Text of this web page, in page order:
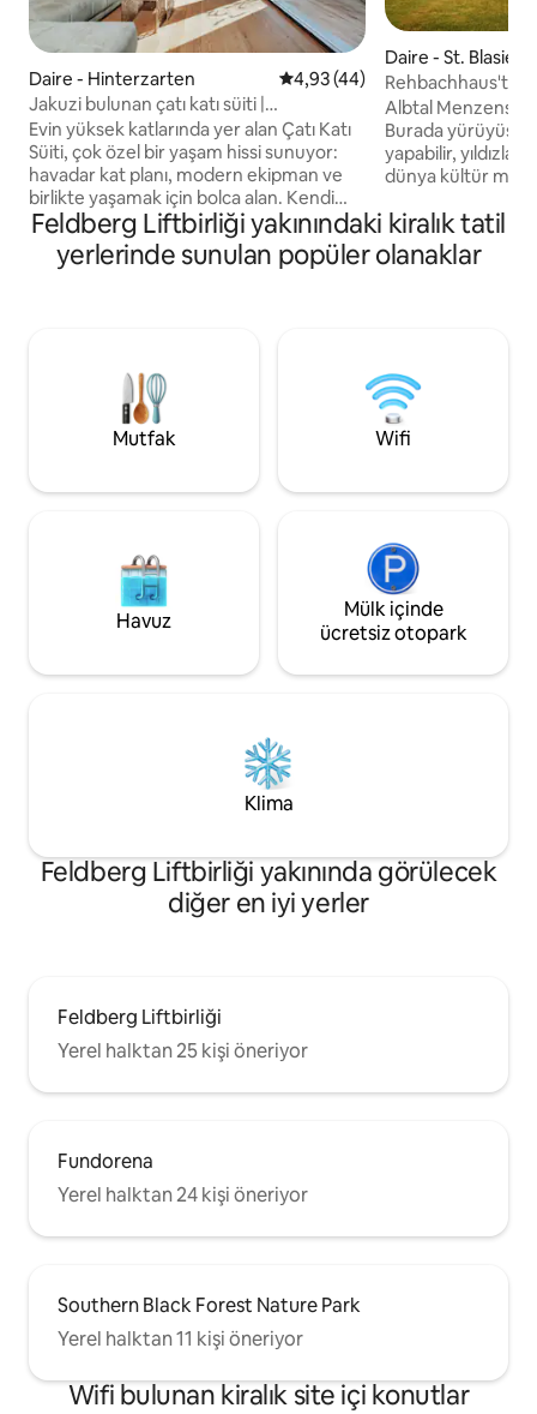
Daire - Hinterzarten 5 üzerinden ortalama 4,93
4,93 (44)
Jakuzi bulunan çatı katı süiti |
Hinterzarten
Evin yüksek katlarında yer alan Çatı Katı
Süiti, çok özel bir yaşam hissi sunuyor:
havadar kat planı, modern ekipman ve
birlikte yaşamak için bolca alan. Kendi
jakuzisi olan geniş çatı terası buranın
kalbidir; güneşlenmek, okumak veya
sadece panoramik manzaralarla nefes
edilerek kapsamlı bir şekilde yenilenmiş
ve şık bir şekilde döşenmiş. Ayrıca
arabasız da rahat bir şekilde gelebilirsiniz:
birkaç dakika yürüme mesafesindedir.
bulunmaktadır. Oradaki ICE tren
bağlantılarını kullanarak Almanya'nın
herhangi bir yerinden daireye kolayca
ulaşabilirsiniz. Birçok olanaktan yalnızca
yenilenmiş, tamamen iyi hissettiren alan.
şezlonglar - Tam donanımlı (çarşaf,
havlu,...) - Bulaşık makinesi de dahil
olmak üzere yüksek kaliteli elektrikli
aletlerle tam donanımlı mutfak. - Evde
WLAN/Wifi - Toplu taşımaya çok iyi
erişim. ve çok daha fazlası ...
Daire - St. Blasien
Rehbachhaus'ta
Albtal
Burada yürüyüş
yapabilir,
dünya kültür
ödüllü
Rehbachhaus,
küçük bir köyün
Blasien, Bernau
Mevsimlik bilgileri
sitemizde
Feldberg Liftbirliği yakınındaki kiralık tatil
yerlerinde sunulan popüler olanaklar
Mutfak Wifi
Havuz
Mülk içinde
ücretsiz otopark
Klima
Feldberg Liftbirliği yakınında görülecek
diğer en iyi yerler
Feldberg Liftbirliği
Yerel halktan 25 kişi öneriyor
Fundorena
Yerel halktan 24 kişi öneriyor
Southern Black Forest Nature Park
Yerel halktan 11 kişi öneriyor
Wifi bulunan kiralık site içi konutlar